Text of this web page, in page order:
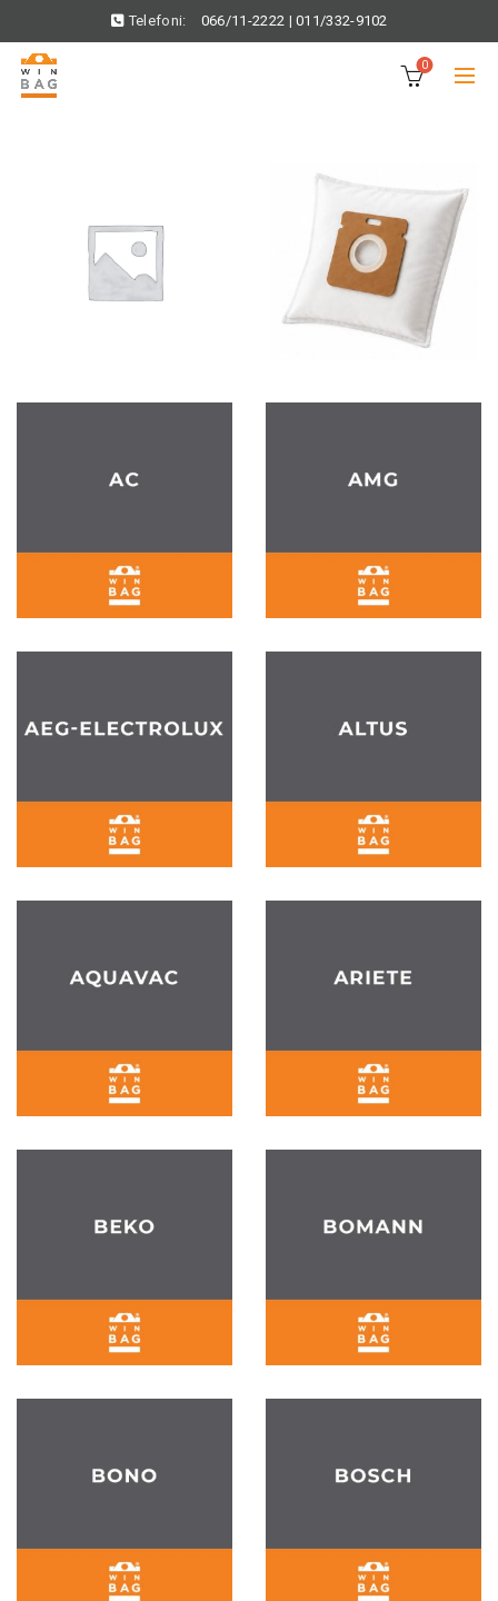
Telefoni: 066/11-2222 |011/332-9102
0